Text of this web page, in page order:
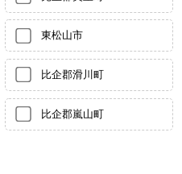
東松山市
比企郡滑川町
比企郡嵐山町